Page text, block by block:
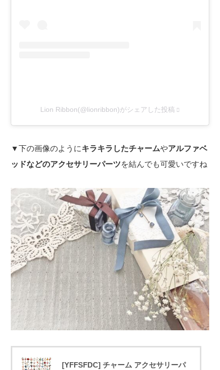
Lion Ribbon(@lionribbon)がシェアした投稿
▼下の画像のようにキラキラしたチャームやアルファベ
ッドなどのアクセサリーパーツを結んでも可愛いですね
[YFFSFDC] チャーム アクセサリーパ